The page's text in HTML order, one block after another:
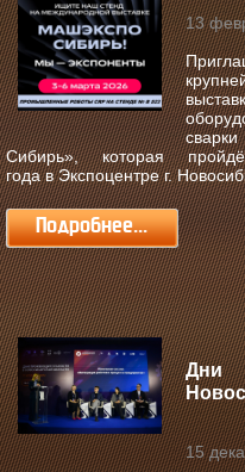
13
Сибирь», которая
годавЭкспоцентре г.
Подробнее...
Дни
15